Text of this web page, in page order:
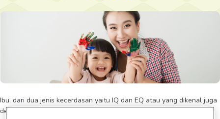
Ibu, dari dua jenis kecerdasan yaitu IQ dan EQ atau yang dikenal juga
dengan kecerdasan intelektual dan kecerdasan emosional, mana